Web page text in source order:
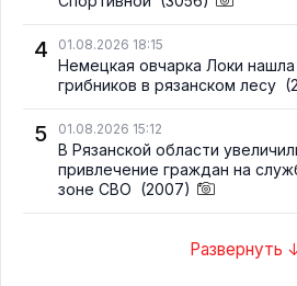
4 01.08.2026 18:15
Немецкая овчарка Локи
грибников в рязанском лесу
5 01.08.2026 15:12
В Рязанской области
привлечение граждан на
зоне СВО (2007)
Развернуть